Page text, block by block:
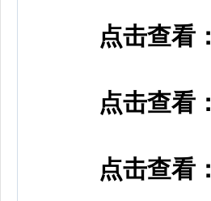
点击查看：
点击查看：
点击查看：